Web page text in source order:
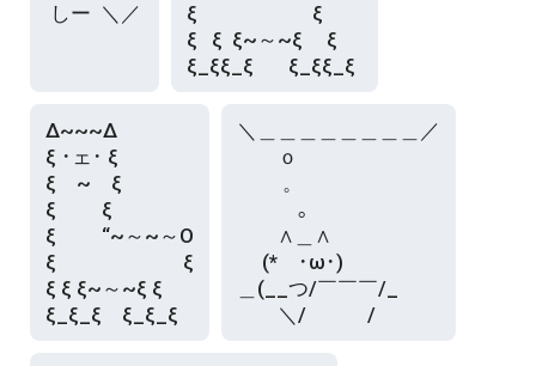
しー  ＼／
ξ                        ξ
ξ   ξ  ξ~～~ξ     ξ
ξ_ξξ_ξ　   ξ_ξξ_ξ
Δ~~~Δ
ξ ･ェ･ ξ
ξ　~　ξ
ξ　　 ξ
ξ　　 “~～~～O
ξ　　　　　　 ξ
ξ ξ ξ~～~ξ ξ
ξ_ξ_ξ　ξ_ξ_ξ
＼＿＿＿＿＿＿＿＿／
ｏ
。
｡
∧＿∧
(*　･ω･)
＿(__つ/￣￣￣/_
＼/　　　/